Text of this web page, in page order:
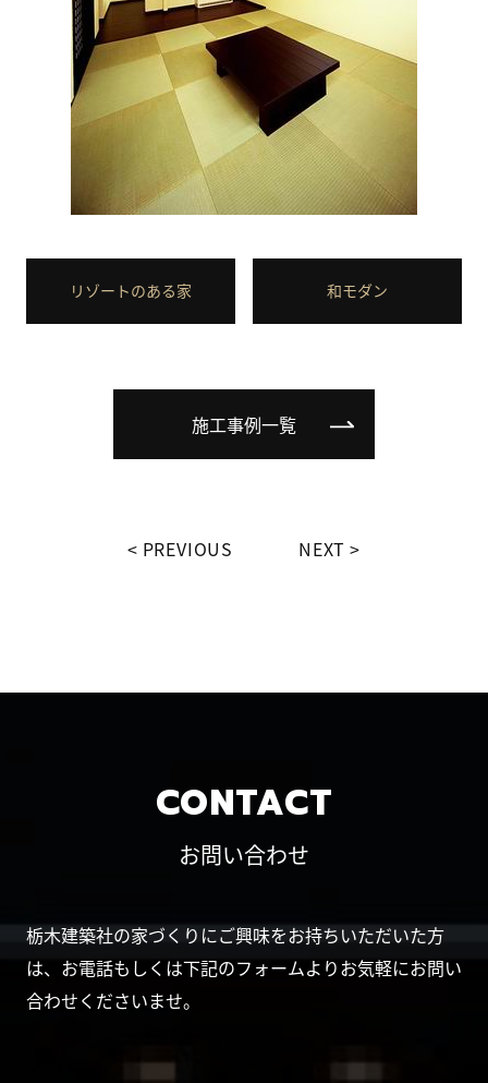
リゾートのある家 和モダン
施工事例一覧
PREVIOUS NEXT
CONTACT
お問い合わせ
栃木建築社の家づくりにご興味をお持ちいただいた方
は、お電話もしくは下記のフォームよりお気軽にお問い
合わせくださいませ。